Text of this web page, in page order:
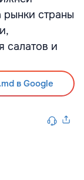
рынки страны
салатов и
в Google